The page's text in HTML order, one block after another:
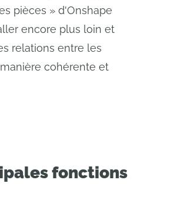
pièces » d'Onshape
encore plus loin et
relations entre les
cohérente et
fonctions